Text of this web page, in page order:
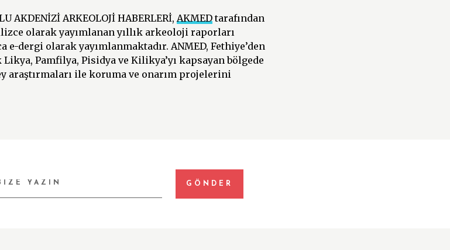
AKDENİZİ ARKEOLOJİ HABERLERİ, AKMEDtarafından
olarak yayımlanan yıllık arkeoloji raporları
e-dergi olarak yayımlanmaktadır. ANMED, Fethiye’den
Pamfilya, Pisidya ve Kilikya’yı kapsayan bölgede
araştırmaları ile koruma ve onarım projelerini